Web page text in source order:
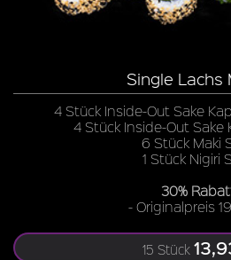
Single Lachs
4 Stück Inside-Out Sake
4 Stück Inside-Out Sake
6 Stück Maki
1 Stück Nigiri
30%
- Originalpreis
15 Stück